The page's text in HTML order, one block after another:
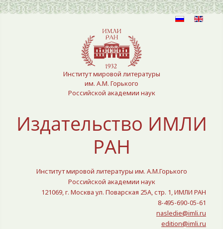
Выберите язык
Институт мировой литературы
им. А.М. Горького
Российской академии наук
Издательство ИМЛИ
РАН
Институт мировой литературы им. А.М.Горького
Российской академии наук
121069, г. Москва ул. Поварская 25A, стр. 1, ИМЛИ РАН
8-495-690-05-61
nasledie@imli.ru
edition@imli.ru